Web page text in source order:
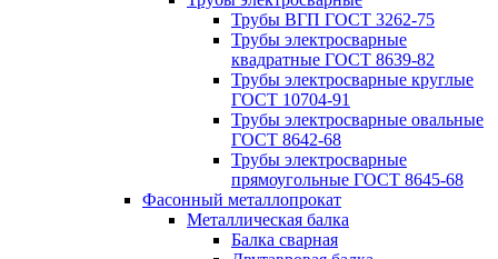
Трубы ВГП ГОСТ 3262-75
Трубы электросварные
квадратные ГОСТ 8639-82
Трубы электросварные круглые
ГОСТ 10704-91
Трубы электросварные овальные
ГОСТ 8642-68
Трубы электросварные
прямоугольные ГОСТ 8645-68
Фасонный металлопрокат
Металлическая балка
Балка сварная